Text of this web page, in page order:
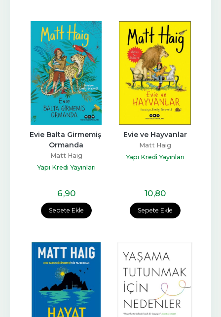
Sepete Ekle
Evie Balta Girmemiş
Ormanda
Matt Haig
Yapı Kredi Yayınları
6,90
Sepete Ekle
Evie ve Hayvanlar
Matt Haig
Yapı Kredi Yayınları
10,80